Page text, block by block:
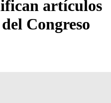
artículos
Congreso